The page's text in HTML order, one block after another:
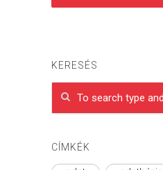
KERESÉS
CÍMKÉK